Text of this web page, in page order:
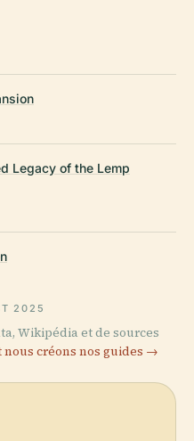
Legacy of the Lemp
2025
Wikipédia et de sources
nous créons nos guides →